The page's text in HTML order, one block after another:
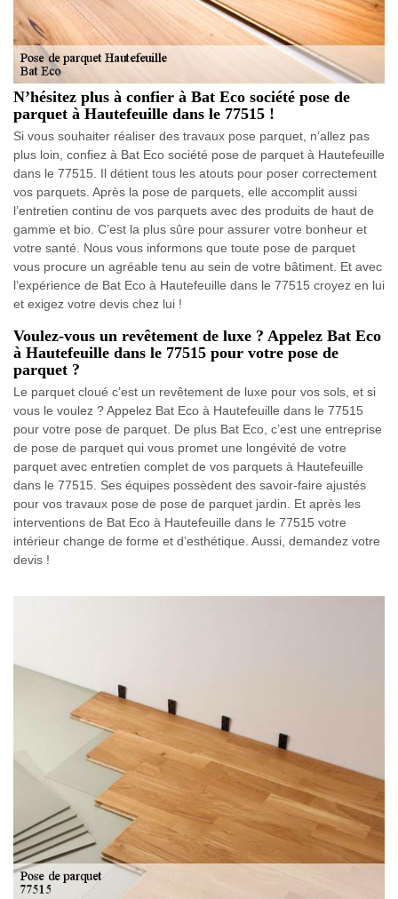
N’hésitez plus à confier à Bat Eco société pose de
parquet à Hautefeuille dans le 77515 !
Si vous souhaiter réaliser des travaux pose parquet, n’allez pas
plus loin, confiez à Bat Eco société pose de parquet à Hautefeuille
dans le 77515. Il détient tous les atouts pour poser correctement
vos parquets. Après la pose de parquets, elle accomplit aussi
l’entretien continu de vos parquets avec des produits de haut de
gamme et bio. C’est la plus sûre pour assurer votre bonheur et
votre santé. Nous vous informons que toute pose de parquet
vous procure un agréable tenu au sein de votre bâtiment. Et avec
l’expérience de Bat Eco à Hautefeuille dans le 77515 croyez en lui
et exigez votre devis chez lui !
Voulez-vous un revêtement de luxe ? Appelez Bat Eco
à Hautefeuille dans le 77515 pour votre pose de
parquet ?
Le parquet cloué c’est un revêtement de luxe pour vos sols, et si
vous le voulez ? Appelez Bat Eco à Hautefeuille dans le 77515
pour votre pose de parquet. De plus Bat Eco, c’est une entreprise
de pose de parquet qui vous promet une longévité de votre
parquet avec entretien complet de vos parquets à Hautefeuille
dans le 77515. Ses équipes possèdent des savoir-faire ajustés
pour vos travaux pose de pose de parquet jardin. Et après les
interventions de Bat Eco à Hautefeuille dans le 77515 votre
intérieur change de forme et d’esthétique. Aussi, demandez votre
devis !